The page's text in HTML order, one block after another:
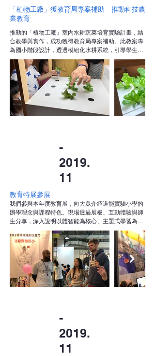
「植物工廠」獲教育局專案補助 推動科技農
業教育
推動的「植物工廠」室內水耕蔬菜培育實驗計畫，結
合教學與實作，成功獲得教育局專案補助。此教案專
為國小階段設計，透過模組化水耕系統，引導學生進
行植物觀察、環境控制與紀錄分析，培養永續農業觀
念與科學探究能力。
-
2019.
11
教育特展參展
我們參與本年度教育展，向大眾介紹道能實驗小學的
辦學理念與課程特色。現場透過展板、互動體驗與師
生分享，深入說明以體智能為核心、主題式學習為方
法的教育模式，強調培養孩子面對未來挑戰所需的體
魄、智力與實踐能力，獲得許多家長與教育工作者的
肯定與關注。
-
2019.
11